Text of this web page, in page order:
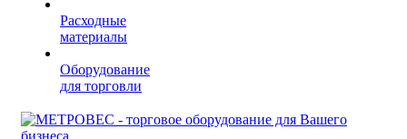
Расходные
материалы
Оборудование
для торговли